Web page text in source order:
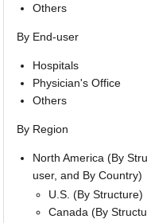
Others
By End-user
Hospitals
Physician's Office
Others
By Region
North America (By
user, and By Country)
U.S. (By Structure)
Canada (By